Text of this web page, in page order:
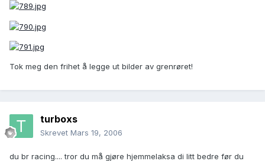
Tok meg den frihet å legge ut bilder av grenrøret!
turboxs
Skrevet Mars 19, 2006
du br racing.... tror du må gjøre hjemmelaksa di litt bedre før du